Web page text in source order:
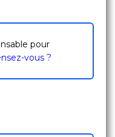
pour
vous ?